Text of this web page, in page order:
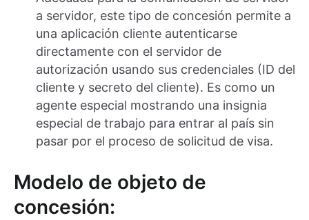
a servidor, este tipo de concesión permite a
una aplicación cliente autenticarse
directamente con el servidor de
autorización usando sus credenciales (ID del
cliente y secreto del cliente). Es como un
agente especial mostrando una insignia
especial de trabajo para entrar al país sin
pasar por el proceso de solicitud de visa.
Modelo de objeto de
concesión: